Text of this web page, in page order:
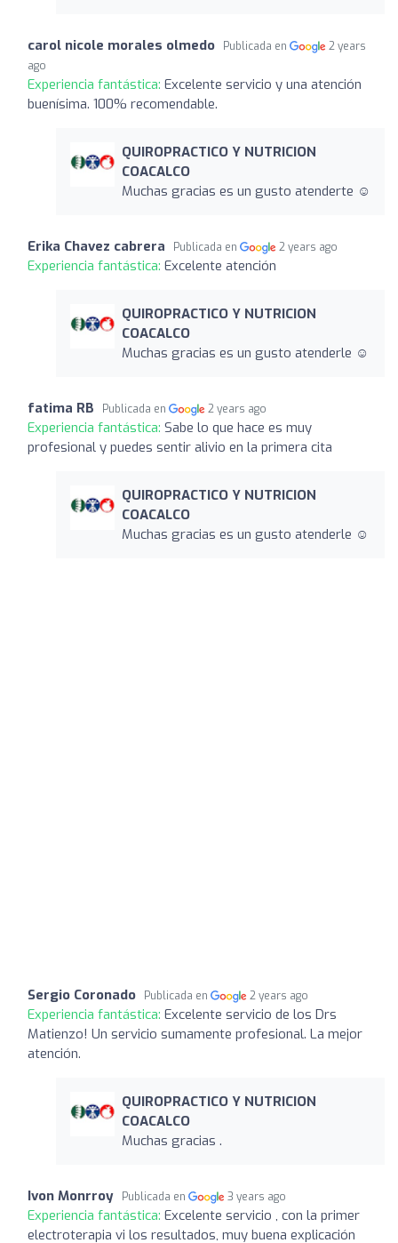
carol nicole morales olmedo Publicada en
2 years
ago
Experiencia fantástica: Excelente servicio y una atención
buenísima. 100% recomendable.
QUIROPRACTICO Y NUTRICION
COACALCO
Muchas gracias es un gusto atenderte ☺️
Erika Chavez cabrera Publicada en 2 years ago
Experiencia fantástica: Excelente atención
QUIROPRACTICO Y NUTRICION
COACALCO
Muchas gracias es un gusto atenderle ☺️
fatima RB Publicada en 2 years ago
Experiencia fantástica: Sabe lo que hace es muy
profesional y puedes sentir alivio en la primera cita
QUIROPRACTICO Y NUTRICION
COACALCO
Muchas gracias es un gusto atenderle ☺️
Sergio Coronado Publicada en 2 years ago
Experiencia fantástica: Excelente servicio de los Drs
Matienzo! Un servicio sumamente profesional. La mejor
atención.
QUIROPRACTICO Y NUTRICION
COACALCO
Muchas gracias .
Ivon Monrroy Publicada en 3 years ago
Experiencia fantástica: Excelente servicio , con la primer
electroterapia vi los resultados, muy buena explicación